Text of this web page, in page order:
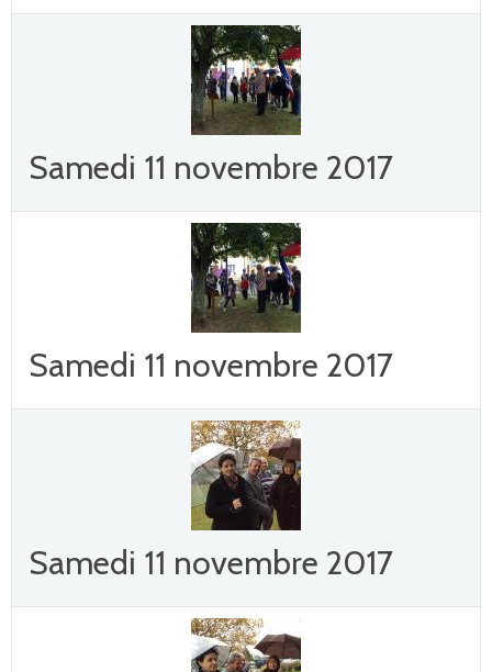
Samedi 11 novembre 2017
Samedi 11 novembre 2017
Samedi 11 novembre 2017